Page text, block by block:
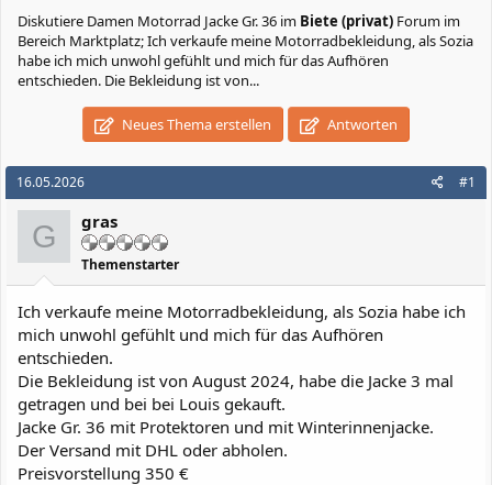
Diskutiere Damen Motorrad Jacke Gr. 36 im Biete (privat) Forum im
Bereich Marktplatz; Ich verkaufe meine Motorradbekleidung, als Sozia
habe ich mich unwohl gefühlt und mich für das Aufhören
entschieden. Die Bekleidung ist von...
Neues Thema erstellen Antworten
16.05.2026 #1
G gras
Themenstarter
Ich verkaufe meine Motorradbekleidung, als Sozia habe ich
mich unwohl gefühlt und mich für das Aufhören
entschieden.
Die Bekleidung ist von August 2024, habe die Jacke 3 mal
getragen und bei bei Louis gekauft.
Jacke Gr. 36 mit Protektoren und mit Winterinnenjacke.
Der Versand mit DHL oder abholen.
Preisvorstellung 350 €